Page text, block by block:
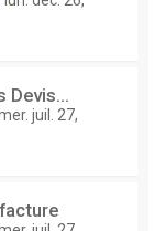
Devis...
juil. 27,